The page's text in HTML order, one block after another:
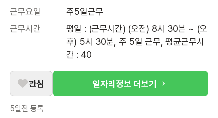
근무요일
주5일근무
근무시간
평일 : (근무시간) (오전) 8시 30분 ~ (오
후) 5시 30분, 주 5일 근무, 평균근무시
간 : 40
관심 일자리정보 더보기
5일전 등록